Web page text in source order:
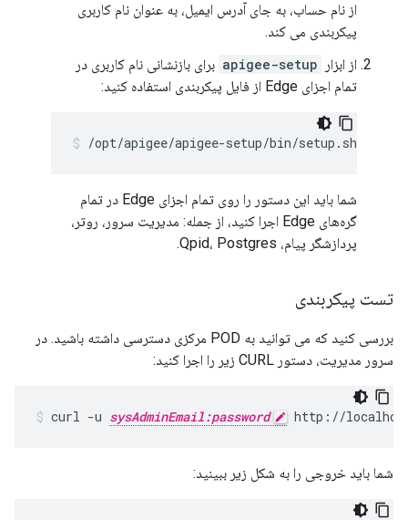
از نام حساب، به جای آدرس ایمیل، به عنوان نام کاربری
پیکربندی می کند.
از ابزار
apigee-setup برای بازنشانی نام کاربری در
تمام اجزای Edge از فایل پیکربندی استفاده کنید:
/opt/apigee/apigee-setup/bin/setup.sh -p
شما باید این دستور را روی تمام اجزای Edge در تمام
گره‌های Edge اجرا کنید، از جمله: مدیریت سرور، روتر،
پردازشگر پیام، Qpid، Postgres.
تست پیکربندی
بررسی کنید که می توانید به POD مرکزی دسترسی داشته باشید. در
سرور مدیریت، دستور CURL زیر را اجرا کنید:
curl -u sysAdminEmail:password http://
شما باید خروجی را به شکل زیر ببینید: